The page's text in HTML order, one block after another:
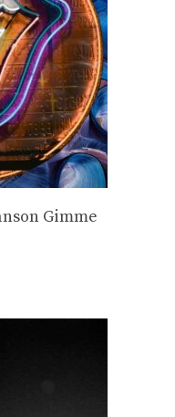
Gimme